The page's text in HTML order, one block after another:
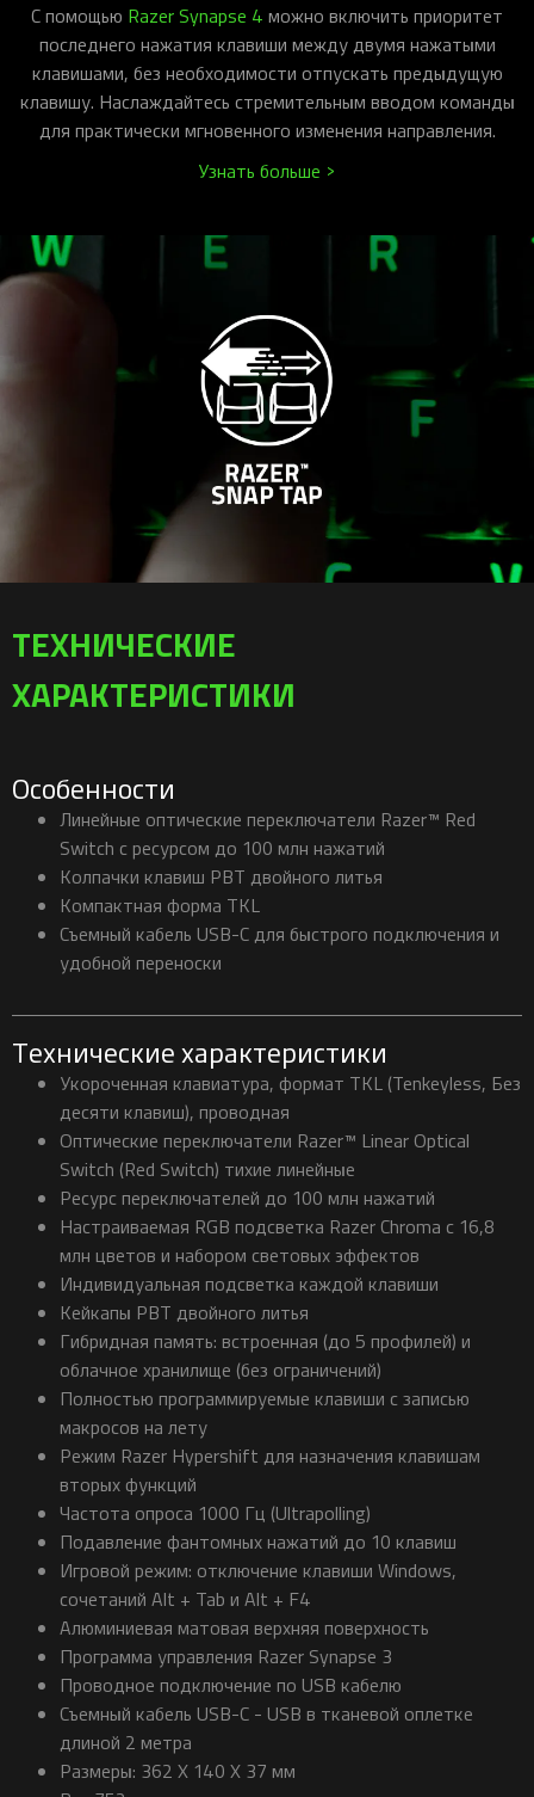
С помощью Razer Synapse 4 можно включить приоритет
последнего нажатия клавиши между двумя нажатыми
клавишами, без необходимости отпускать предыдущую
клавишу. Наслаждайтесь стремительным вводом команды
для практически мгновенного изменения направления.
Узнать больше >
ТЕХНИЧЕСКИЕ
ХАРАКТЕРИСТИКИ
Особенности
Линейные оптические переключатели Razer™ Red
Switch с ресурсом до 100 млн нажатий
Колпачки клавиш PBT двойного литья
Компактная форма TKL
Съемный кабель USB-C для быстрого подключения и
удобной переноски
Технические характеристики
Укороченная клавиатура, формат TKL (Tenkeyless, Без
десяти клавиш), проводная
Оптические переключатели Razer™ Linear Optical
Switch (Red Switch) тихие линейные
Ресурс переключателей до 100 млн нажатий
Настраиваемая RGB подсветка Razer Chroma с 16,8
млн цветов и набором световых эффектов
Индивидуальная подсветка каждой клавиши
Кейкапы PBT двойного литья
Гибридная память: встроенная (до 5 профилей) и
облачное хранилище (без ограничений)
Полностью программируемые клавиши с записью
макросов на лету
Режим Razer Hypershift для назначения клавишам
вторых функций
Частота опроса 1000 Гц (Ultrapolling)
Подавление фантомных нажатий до 10 клавиш
Игровой режим: отключение клавиши Windows,
сочетаний Alt + Tab и Alt + F4
Алюминиевая матовая верхняя поверхность
Программа управления Razer Synapse 3
Проводное подключение по USB кабелю
Съемный кабель USB-C - USB в тканевой оплетке
длиной 2 метра
Размеры: 362 X 140 X 37 мм